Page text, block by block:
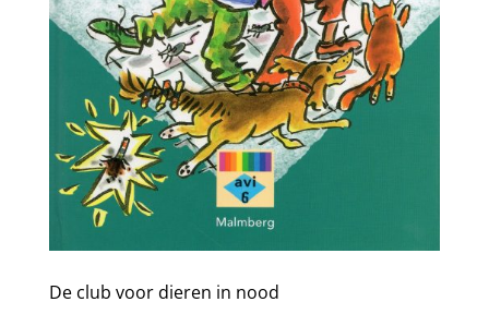
De club voor dieren in nood